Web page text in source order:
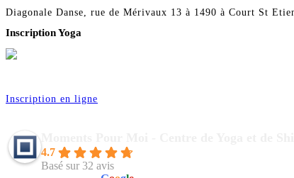
Diagonale Danse, rue de Mérivaux 13 à 1490 à Court St
Inscription Yoga
Inscription en ligne
4.7
Basé sur 32 avis